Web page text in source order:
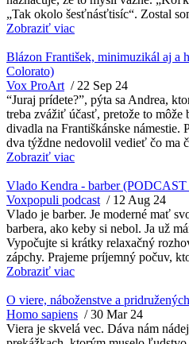
„Tak okolo šesťnásťtisíc“. Zostal
Zobraziť viac
Blázon František, minimuzikál aj a
Colorato)
Vox ProArt / 22 Sep 24
“Juraj prídete?”, pýta sa Andrea,
treba zvážiť účasť, pretože to
divadla na Františkánske námestie.
dva týždne nedovolil vedieť čo ma
Zobraziť viac
Vlado Kendra - barber (PODCAST
Voxpopuli podcast / 12 Aug 24
Vlado je barber. Je moderné mať
barbera, ako keby si nebol. Ja už
Vypočujte si krátky relaxačný
zápchy. Prajeme príjemný počuv,
Zobraziť viac
O viere, náboženstve a
Homo sapiens /30 Mar 24
Viera je skvelá vec. Dáva nám